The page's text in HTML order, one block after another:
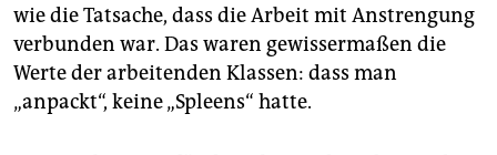
wie die Tatsache, dass die Arbeit mit Anstrengung
verbunden war. Das waren gewissermaßen die
Werte der arbeitenden Klassen: dass man
„anpackt“, keine „Spleens“ hatte.